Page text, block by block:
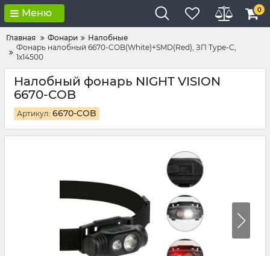
Меню 0
Главная Фонари
Налобные
Фонарь налобный 6670-COB(White)+SMD(Red), ЗП Type-C,
1x14500
Налобный фонарь NIGHT VISION
6670-COB
Артикул: 6670-COB